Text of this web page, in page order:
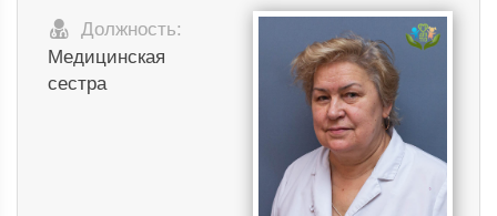
Должность:
Медицинская
сестра